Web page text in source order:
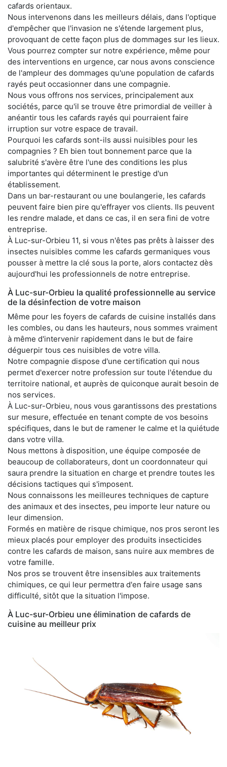
cafards orientaux.
Nous intervenons dans les meilleurs délais, dans l'optique
d'empêcher que l'invasion ne s'étende largement plus,
provoquant de cette façon plus de dommages sur les lieux.
Vous pourrez compter sur notre expérience, même pour
des interventions en urgence, car nous avons conscience
de l'ampleur des dommages qu'une population de cafards
rayés peut occasionner dans une compagnie.
Nous vous offrons nos services, principalement aux
sociétés, parce qu'il se trouve être primordial de veiller à
anéantir tous les cafards rayés qui pourraient faire
irruption sur votre espace de travail.
Pourquoi les cafards sont-ils aussi nuisibles pour les
compagnies ? Eh bien tout bonnement parce que la
salubrité s'avère être l'une des conditions les plus
importantes qui déterminent le prestige d'un
établissement.
Dans un bar-restaurant ou une boulangerie, les cafards
peuvent faire bien pire qu'effrayer vos clients. Ils peuvent
les rendre malade, et dans ce cas, il en sera fini de votre
entreprise.
À Luc-sur-Orbieu 11, si vous n'êtes pas prêts à laisser des
insectes nuisibles comme les cafards germaniques vous
pousser à mettre la clé sous la porte, alors contactez dès
aujourd'hui les professionnels de notre entreprise.
À Luc-sur-Orbieu la qualité professionnelle au service
de la désinfection de votre maison
Même pour les foyers de cafards de cuisine installés dans
les combles, ou dans les hauteurs, nous sommes vraiment
à même d'intervenir rapidement dans le but de faire
déguerpir tous ces nuisibles de votre villa.
Notre compagnie dispose d'une certification qui nous
permet d'exercer notre profession sur toute l'étendue du
territoire national, et auprès de quiconque aurait besoin de
nos services.
À Luc-sur-Orbieu, nous vous garantissons des prestations
sur mesure, effectuée en tenant compte de vos besoins
spécifiques, dans le but de ramener le calme et la quiétude
dans votre villa.
Nous mettons à disposition, une équipe composée de
beaucoup de collaborateurs, dont un coordonnateur qui
saura prendre la situation en charge et prendre toutes les
décisions tactiques qui s'imposent.
Nous connaissons les meilleures techniques de capture
des animaux et des insectes, peu importe leur nature ou
leur dimension.
Formés en matière de risque chimique, nos pros seront les
mieux placés pour employer des produits insecticides
contre les cafards de maison, sans nuire aux membres de
votre famille.
Nos pros se trouvent être insensibles aux traitements
chimiques, ce qui leur permettra d'en faire usage sans
difficulté, sitôt que la situation l'impose.
À Luc-sur-Orbieu une élimination de cafards de
cuisine au meilleur prix